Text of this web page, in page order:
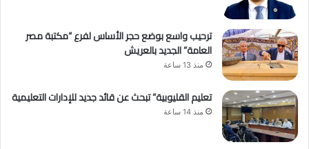
ترحيب واسع بوضع حجر الأساس لفرع “مكتبة مصر
العامة” الجديد بالعريش
منذ 13 ساعة
تعليم القليوبية” تبحث عن قائد جديد للإدارات التعليمية
منذ 14 ساعة